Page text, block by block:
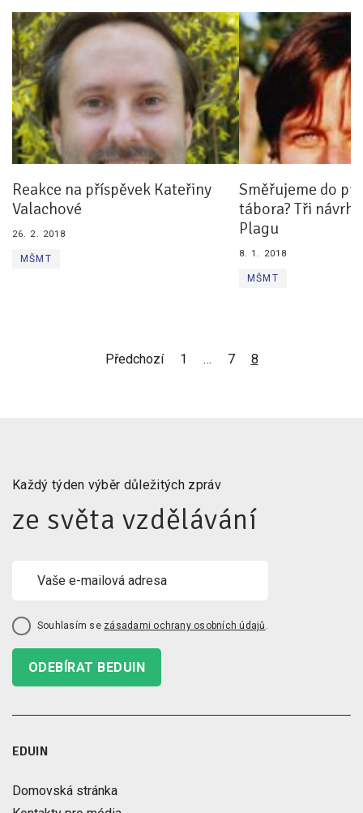
Pro zřizovatele
Konference Lepší škola
Kápézetka - průvodce pro zřizovatele
Klub zřizovatelů
O nás
O nás
Kontakty
Reakce na příspěvek Kateřiny
Valachové
26. 2. 2018
MŠMT
Směřujeme do
tábora? Tři
Plagu
8. 1. 2018
MŠMT
Předchozí 1 … 7 8
Každý týden výběr důležitých zpráv
ze světa vzdělávání
Souhlasím se zásadami ochrany osobních údajů .
ODEBÍRAT BEDUIN
EDUIN
Domovská stránka